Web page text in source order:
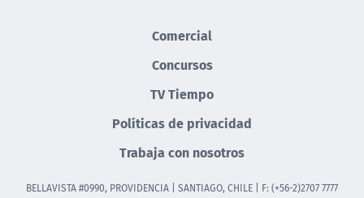
Comercial
Concursos
TV Tiempo
Políticas de privacidad
Trabaja con nosotros
BELLAVISTA #0990, PROVIDENCIA | SANTIAGO, CHILE | F: (+56-2)2707 7777